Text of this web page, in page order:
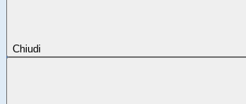
Chiudi